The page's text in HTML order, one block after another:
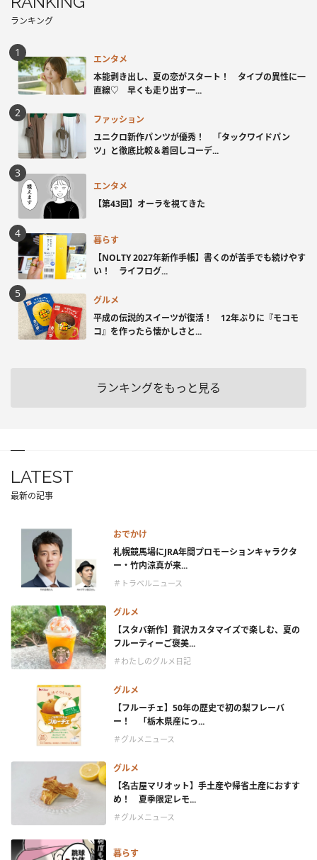
ランキング
エンタメ
本能剥き出し、夏の恋がスタート！ タイプの異性に一
直線♡ 早くも走り出す一...
ファッション
ユニクロ新作パンツが優秀！ 「タックワイドパン
ツ」と徹底比較＆着回しコーデ...
エンタメ
【第43回】オーラを視てきた
暮らす
【NOLTY 2027年新作手帳】書くのが苦手でも続けやす
い！ ライフログ...
グルメ
平成の伝説的スイーツが復活！ 12年ぶりに『モコモ
コ』を作ったら懐かしさと...
ランキングをもっと見る
LATEST
最新の記事
おでかけ
札幌競馬場にJRA年間プロモーションキャラクタ
ー・竹内涼真が来...
＃トラベルニュース
グルメ
【スタバ新作】贅沢カスタマイズで楽しむ、夏の
フルーティーご褒美...
＃わたしのグルメ日記
グルメ
【フルーチェ】50年の歴史で初の梨フレーバ
ー！ 「栃木県産にっ...
＃グルメニュース
グルメ
【名古屋マリオット】手土産や帰省土産におすす
め！ 夏季限定レモ...
＃グルメニュース
暮らす